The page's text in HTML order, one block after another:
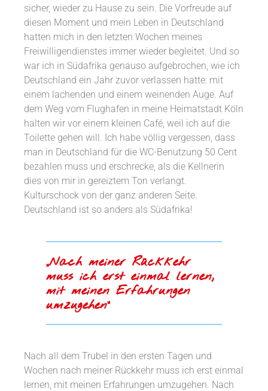
sicher, wieder zu Hause zu sein. Die Vorfreude auf
diesen Moment und mein Leben in Deutschland
hatten mich in den letzten Wochen meines
Freiwilligendienstes immer wieder begleitet. Und so
war ich in Südafrika genauso aufgebrochen, wie ich
Deutschland ein Jahr zuvor verlassen hatte: mit
einem lachenden und einem weinenden Auge. Auf
dem Weg vom Flughafen in meine Heimatstadt Köln
halten wir vor einem kleinen Café, weil ich auf die
Toilette gehen will. Ich habe völlig vergessen, dass
man in Deutschland für die WC-Benutzung 50 Cent
bezahlen muss und erschrecke, als die Kellnerin
dies von mir in gereiztem Ton verlangt.
Kulturschock von der ganz anderen Seite.
Deutschland ist so anders als Südafrika!
„Nach meiner Rückkehr
muss ich erst einmal lernen,
mit meinen Erfahrungen
umzugehen“
Nach all dem Trubel in den ersten Tagen und
Wochen nach meiner Rückkehr muss ich erst einmal
lernen, mit meinen Erfahrungen umzugehen. Nach